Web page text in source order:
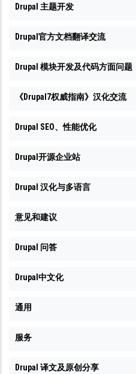
Drupal 主题开发
Drupal官方文档翻译交流
Drupal 模块开发及代码方面问题
《Drupal7权威指南》汉化交流
Drupal SEO、性能优化
Drupal开源企业站
Drupal 汉化与多语言
意见和建议
Drupal 问答
Drupal中文化
通用
服务
Drupal 译文及原创分享